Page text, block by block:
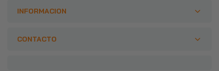
INFORMACION
CONTACTO